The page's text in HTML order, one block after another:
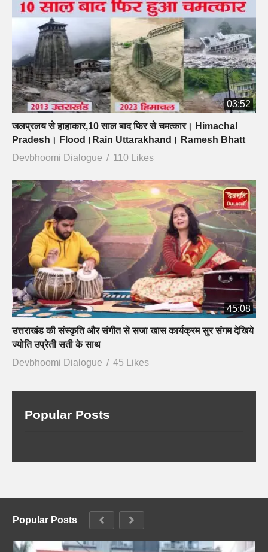
03:52
जलप्रलय से हाहाकार,10 साल बाद फिर से चमत्कार। Himachal
Pradesh। Flood।Rain Uttarakhand। Ramesh Bhatt
Devbhoomi Dialogue
110 Likes
45:08
उत्तराखंड की संस्कृति और संगीत से सजा खास कार्यक्रम सुर संगम देखिये
ज्योति उप्रेती सती के साथ
Devbhoomi Dialogue
45 Likes
Popular Posts
Popular Posts